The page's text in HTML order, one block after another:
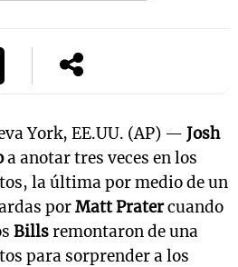
York, EE.UU. (AP) — Josh
a anotar tres veces en los
la última por medio de un
porMatt Pratercuando
Billsremontaron de una
para sorprender a los